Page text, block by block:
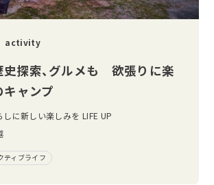
activity
史探索、グルメも 欲張りに楽
キャンプ
しに新しい楽しみを LIFE UP
ティブライフ